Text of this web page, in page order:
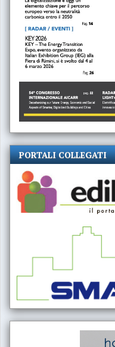
PORTALI COLLEGATI